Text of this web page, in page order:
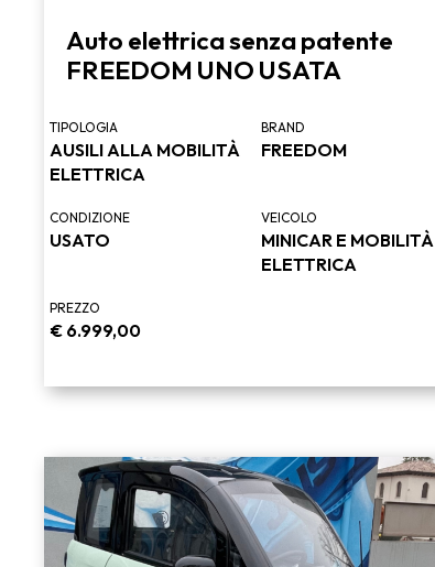
Auto elettrica senza patente
FREEDOM UNO USATA
TIPOLOGIA
AUSILI ALLA MOBILITÀ
ELETTRICA
BRAND
FREEDOM
CONDIZIONE
USATO
VEICOLO
MINICAR E MOBILITÀ
ELETTRICA
PREZZO
€ 6.999,00